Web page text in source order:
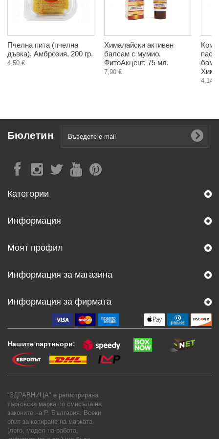
Пчелна пита (пчелна
дъвка), Амброзия, 200 гр.
4,50 €
Хималайски активен
балсам с мумио,
ФитоАкцент, 75 мл.
7,90 €
4,14 €
Бюлетин
Категории
Информация
Моят профил
Информация за магазина
Информация за фирмата
Нашите партньори:
"ЗДРАВНИЦА" е регистрирана
търговска марка по смисъла на
законите на Р. България. Всеки
опит за копиране на марката
(лого, модел на работа,